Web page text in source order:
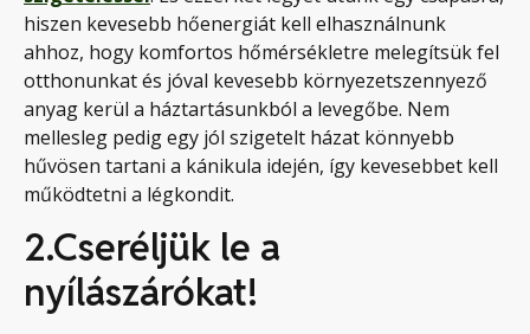
hiszen kevesebb hőenergiát kell elhasználnunk
ahhoz, hogy komfortos hőmérsékletre melegítsük fel
otthonunkat és jóval kevesebb környezetszennyező
anyag kerül a háztartásunkból a levegőbe. Nem
mellesleg pedig egy jól szigetelt házat könnyebb
hűvösen tartani a kánikula idején, így kevesebbet kell
működtetni a légkondit.
2.Cseréljük le a
nyílászárókat!